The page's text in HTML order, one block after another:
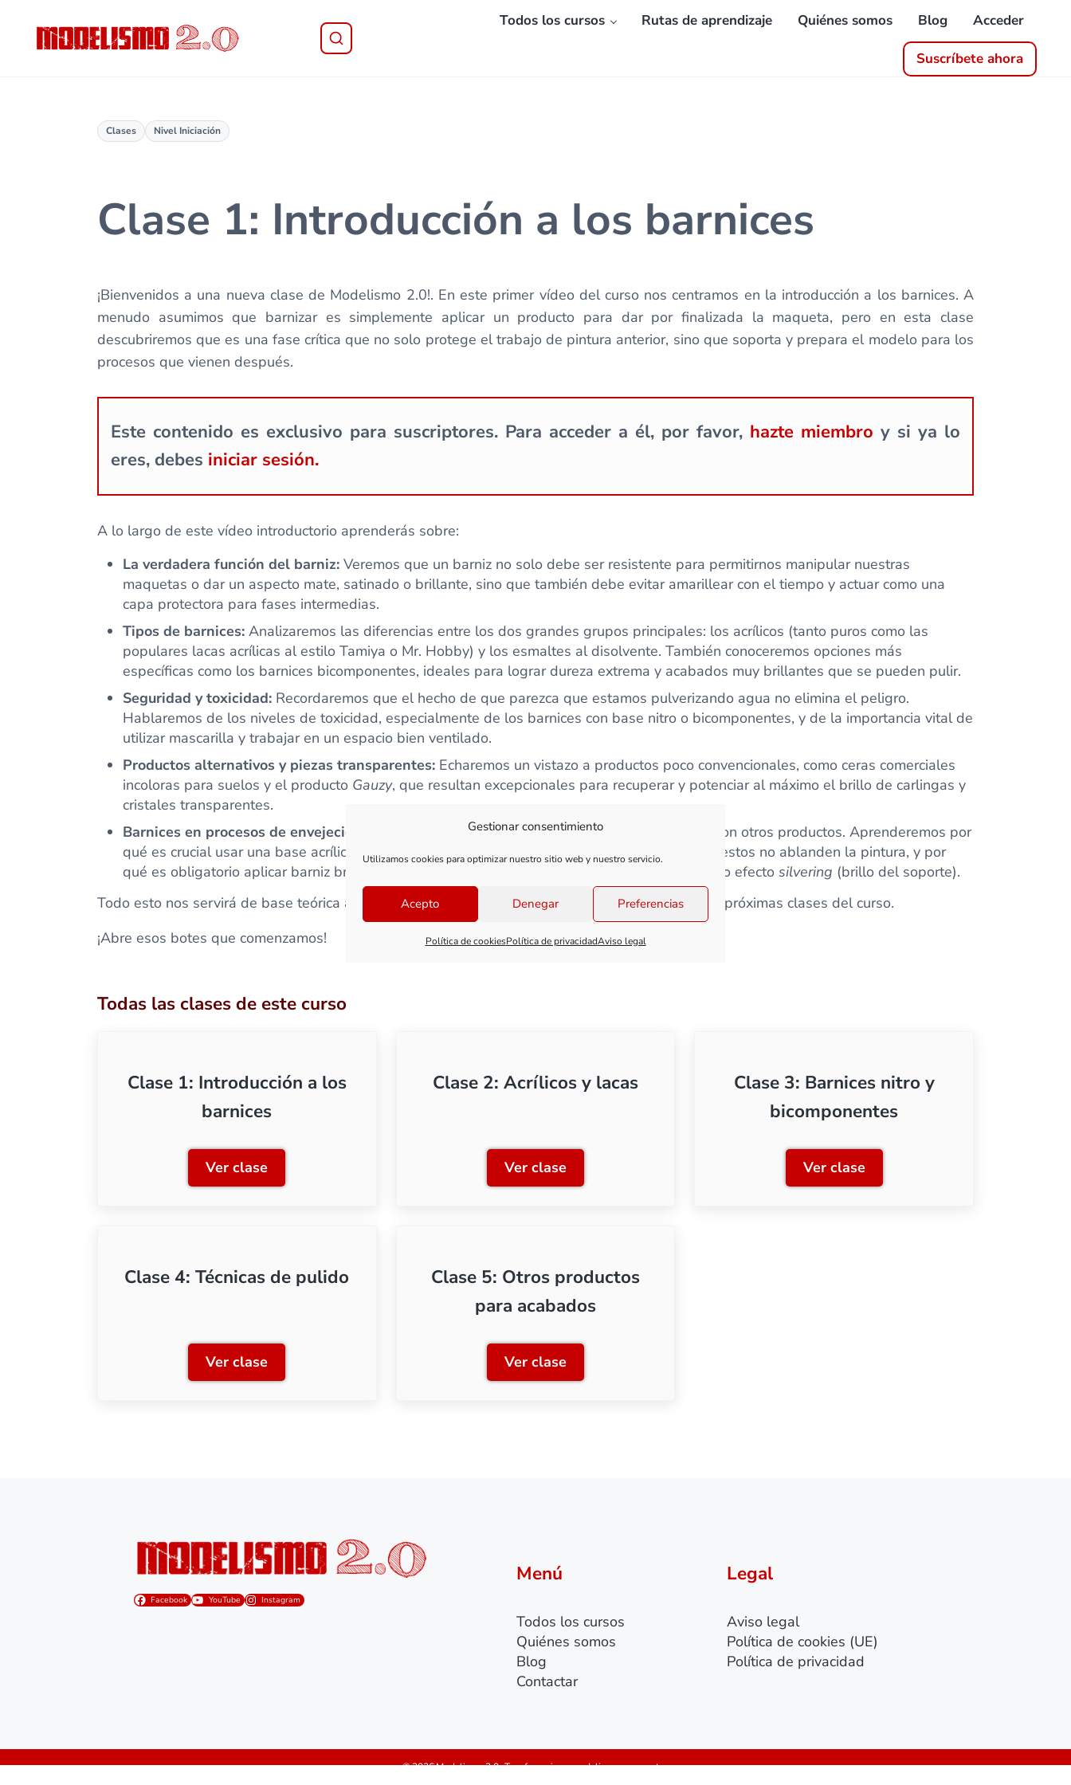
Gestionar consentimiento
Utilizamos cookies para optimizar nuestro sitio web y nuestro servicio.
Acepto Denegar Preferencias
Política de cookiesPolítica de privacidadAviso legal
Todos los cursos Rutas de aprendizaje Quiénes somos Blog Acceder
Suscríbete ahora
Clases Nivel Iniciación
Clase 1: Introducción a los barnices
¡Bienvenidos a una nueva clase de Modelismo 2.0!. En este primer vídeo del curso nos centramos en la introducción a los barnices. A
menudo asumimos que barnizar es simplemente aplicar un producto para dar por finalizada la maqueta, pero en esta clase
descubriremos que es una fase crítica que no solo protege el trabajo de pintura anterior, sino que soporta y prepara el modelo para los
procesos que vienen después.
Este contenido es exclusivo para suscriptores. Para acceder a él, por favor, hazte miembro y si ya lo
eres, debes iniciar sesión.
A lo largo de este vídeo introductorio aprenderás sobre:
La verdadera función del barniz:Veremos que un barniz no solo debe ser resistente para permitirnos manipular nuestras
maquetas o dar un aspecto mate, satinado o brillante, sino que también debe evitar amarillear con el tiempo y actuar como una
capa protectora para fases intermedias.
Tipos de barnices:Analizaremos las diferencias entre los dos grandes grupos principales: los acrílicos (tanto puros como las
populares lacas acrílicas al estilo Tamiya o Mr. Hobby) y los esmaltes al disolvente. También conoceremos opciones más
específicas como los barnices bicomponentes, ideales para lograr dureza extrema y acabados muy brillantes que se pueden pulir.
Seguridad y toxicidad:Recordaremos que el hecho de que parezca que estamos pulverizando agua no elimina el peligro.
Hablaremos de los niveles de toxicidad, especialmente de los barnices con base nitro o bicomponentes, y de la importancia vital de
utilizar mascarilla y trabajar en un espacio bien ventilado.
Productos alternativos y piezas transparentes:Echaremos un vistazo a productos poco convencionales, como ceras comerciales
incoloras para suelos y el producto Gauzy, que resultan excepcionales para recuperar y potenciar al máximo el brillo de carlingas y
cristales transparentes.
Barnices en procesos de envejecido y rotulación:
Entenderemos cómo el barniz interactúa con otros productos. Aprenderemos por
qué es crucial usar una base acrílica antes de aplicar lavados y óleos al disolvente para que estos no ablanden la pintura, y por
qué es obligatorio aplicar barniz brillante antes de poner nuestras calcas para evitar el temido efecto silvering (brillo del soporte).
Todo esto nos servirá de base teórica antes de empezar a practicar con nuestro aerógrafo en las próximas clases del curso.
¡Abre esos botes que comenzamos!
Todas las clases de este curso
Clase 1: Introducción a los
barnices
Ver claseClase 1: Introducción a los barnices
Clase 2: Acrílicos y lacas
Ver claseClase 2: Acrílicos y lacas
Clase 3: Barnices nitro y
bicomponentes
Ver claseClase 3: Barnices nitro y
Clase 4: Técnicas de pulido
Ver claseClase 4: Técnicas de pulido
Clase 5: Otros productos
para acabados
Ver claseClase 5: Otros productos para acabados
Facebook YouTube Instagram
Menú
Todos los cursos
Quiénes somos
Blog
Contactar
Legal
Aviso legal
Política de cookies (UE)
Política de privacidad
© 2026 Modelismo 2.0 · Tu referencia en modelismo y maquetas